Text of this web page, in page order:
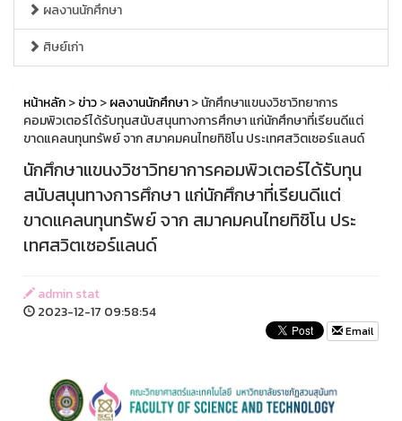
ผลงานนักศึกษา
ศิษย์เก่า
หน้าหลัก>ข่าว>ผลงานนักศึกษา> นักศึกษาแขนงวิชาวิทยาการ
คอมพิวเตอร์ได้รับทุนสนับสนุนทางการศึกษา แก่นักศึกษาที่เรียนดีแต่
ขาดแคลนทุนทรัพย์ จาก สมาคมคนไทยทิชิโน ประเทศสวิตเซอร์แลนด์
นักศึกษาแขนงวิชาวิทยาการคอมพิวเตอร์ได้รับทุน
สนับสนุนทางการศึกษา แก่นักศึกษาที่เรียนดีแต่
ขาดแคลนทุนทรัพย์ จาก สมาคมคนไทยทิชิโน ประ
เทศสวิตเซอร์แลนด์
admin stat
2023-12-17 09:58:54
Email